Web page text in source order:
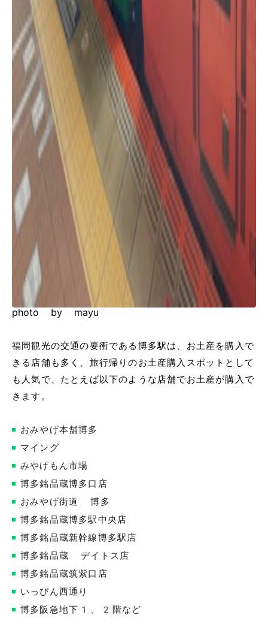
photo by mayu
福岡観光の交通の要衝である博多駅は、お土産を購入で
きる店舗も多く、旅行帰りのお土産購入スポットとして
も人気で、たとえば以下のような店舗でお土産が購入で
きます。
おみやげ本舗博多
マイング
みやげもん市場
博多銘品蔵博多口店
おみやげ街道 博多
博多銘品蔵博多駅中央店
博多銘品蔵新幹線博多駅店
博多銘品蔵 デイトス店
博多銘品蔵筑紫口店
いっぴん西通り
博多阪急地下1、2階など